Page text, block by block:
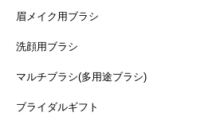
眉メイク用ブラシ
洗顔用ブラシ
マルチブラシ(多用途ブラシ)
ブライダルギフト